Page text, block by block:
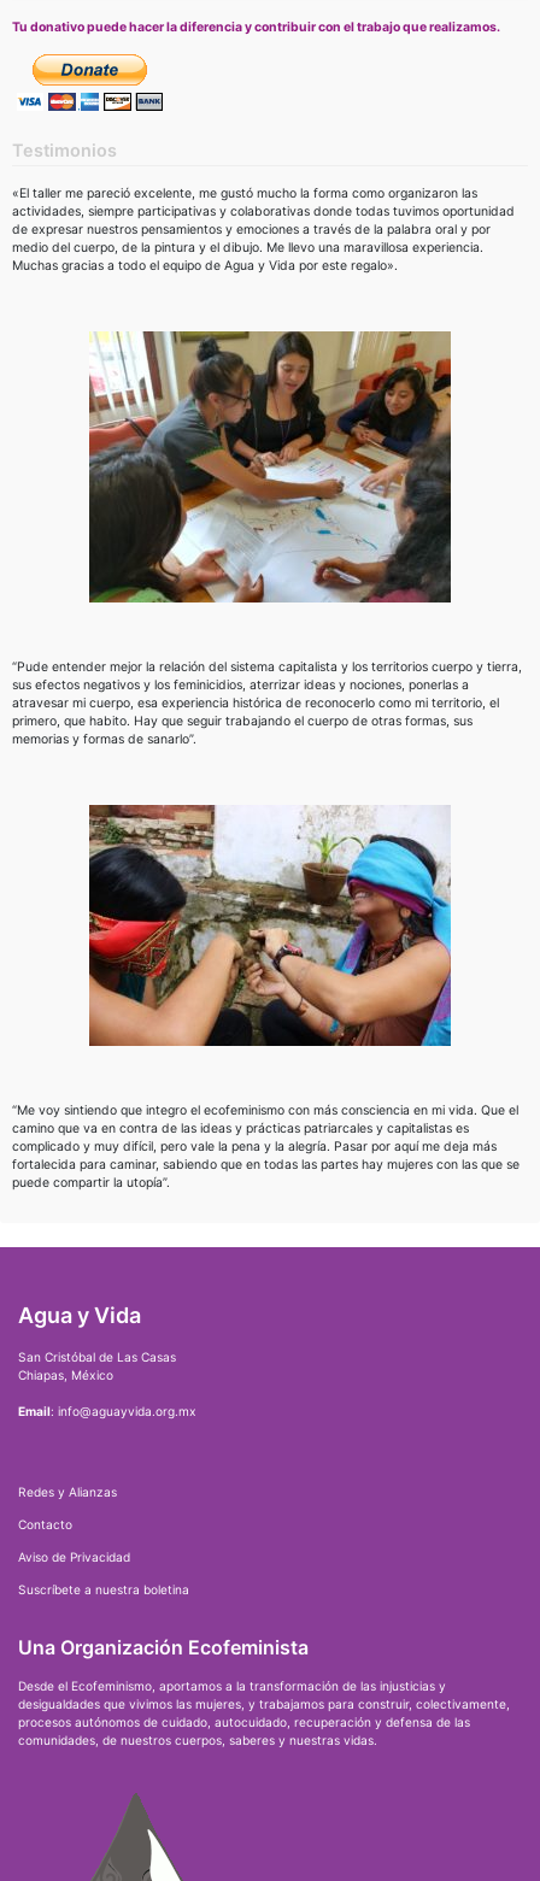
Tu donativo puede hacer la diferencia y contribuir con el trabajo que realizamos.
Testimonios
«El taller me pareció excelente, me gustó mucho la forma como organizaron las
actividades, siempre participativas y colaborativas donde todas tuvimos oportunidad
de expresar nuestros pensamientos y emociones a través de la palabra oral y por
medio del cuerpo, de la pintura y el dibujo. Me llevo una maravillosa experiencia.
Muchas gracias a todo el equipo de Agua y Vida por este regalo».
“Pude entender mejor la relación del sistema capitalista y los territorios cuerpo y tierra,
sus efectos negativos y los feminicidios, aterrizar ideas y nociones, ponerlas a
atravesar mi cuerpo, esa experiencia histórica de reconocerlo como mi territorio, el
primero, que habito. Hay que seguir trabajando el cuerpo de otras formas, sus
memorias y formas de sanarlo”.
“Me voy sintiendo que integro el ecofeminismo con más consciencia en mi vida. Que el
camino que va en contra de las ideas y prácticas patriarcales y capitalistas es
complicado y muy difícil, pero vale la pena y la alegría. Pasar por aquí me deja más
fortalecida para caminar, sabiendo que en todas las partes hay mujeres con las que se
puede compartir la utopía”.
Agua y Vida
San Cristóbal de Las Casas
Chiapas, México
Email: info@aguayvida.org.mx
Redes y Alianzas
Contacto
Aviso de Privacidad
Suscríbete a nuestra boletina
Una Organización Ecofeminista
Desde el Ecofeminismo, aportamos a la transformación de las injusticias y
desigualdades que vivimos las mujeres, y trabajamos para construir, colectivamente,
procesos autónomos de cuidado, autocuidado, recuperación y defensa de las
comunidades, de nuestros cuerpos, saberes y nuestras vidas.